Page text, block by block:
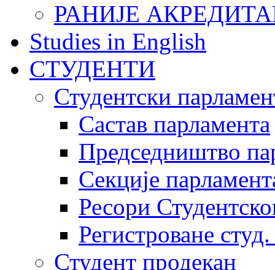
РАНИЈЕ
Studies in English
СТУДЕНТИ
Студентски
Састав парламента
Председништво
Секције
Ресори
Регистроване
Студент продекан